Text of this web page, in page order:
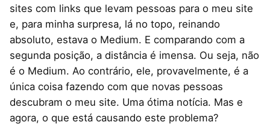
sites com links que levam pessoas para o meu site
e, para minha surpresa, lá no topo, reinando
absoluto, estava o Medium. E comparando com a
segunda posição, a distância é imensa. Ou seja, não
é o Medium. Ao contrário, ele, provavelmente, é a
única coisa fazendo com que novas pessoas
descubram o meu site. Uma ótima notícia. Mas e
agora, o que está causando este problema?